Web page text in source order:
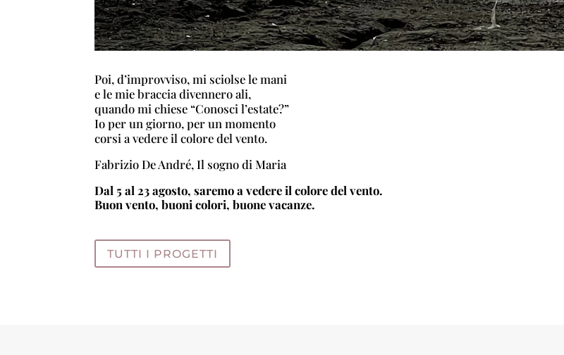
Poi, d’improvviso, mi sciolse le mani
e le mie braccia divennero ali,
quando mi chiese “Conosci l’estate?”
Io per un giorno, per un momento
corsi a vedere il colore del vento.
Fabrizio De André, Il sogno di Maria
Dal 5 al 23 agosto, saremo a vedere il colore del vento.
Buon vento, buoni colori, buone vacanze.
TUTTI I PROGETTI